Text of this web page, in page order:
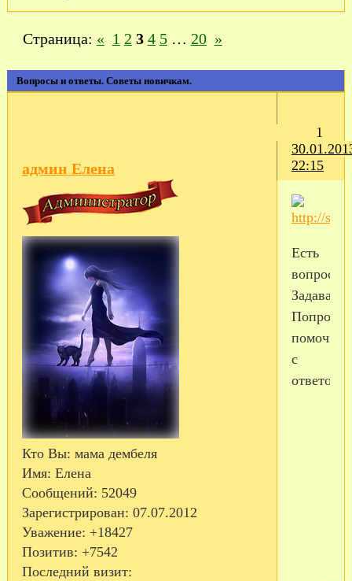
Вопросы и ответы. Советы новичкам.
Страница: « 1 2 3 4 5 … 20 »
1
22:15
админ Елена
Кто Вы: мама дембеля
Имя: Елена
Сообщений: 52049
Зарегистрирован: 07.07.2012
Уважение: +18427
Позитив: +7542
Последний визит:
Есть
вопросы?
помочь
с
ответом...